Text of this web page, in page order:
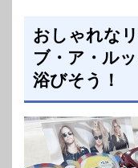
おしゃれな
ブ・ア・ル
浴びそう！